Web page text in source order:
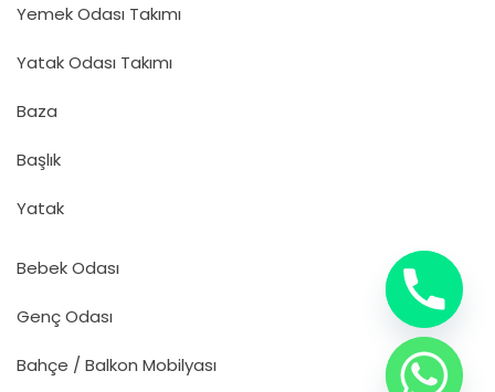
Yemek Odası Takımı
Yatak Odası Takımı
Baza
Başlık
Yatak
Bebek Odası
Genç Odası
Bahçe / Balkon Mobilyası